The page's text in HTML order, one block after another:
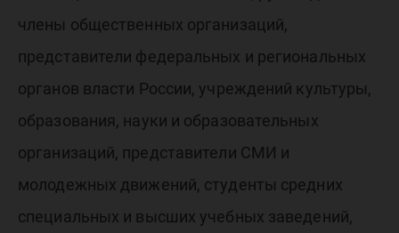
члены общественных организаций,
представители федеральных и региональных
органов власти России, учреждений культуры,
образования, науки и образовательных
организаций, представители СМИ и
молодежных движений, студенты средних
специальных и высших учебных заведений,